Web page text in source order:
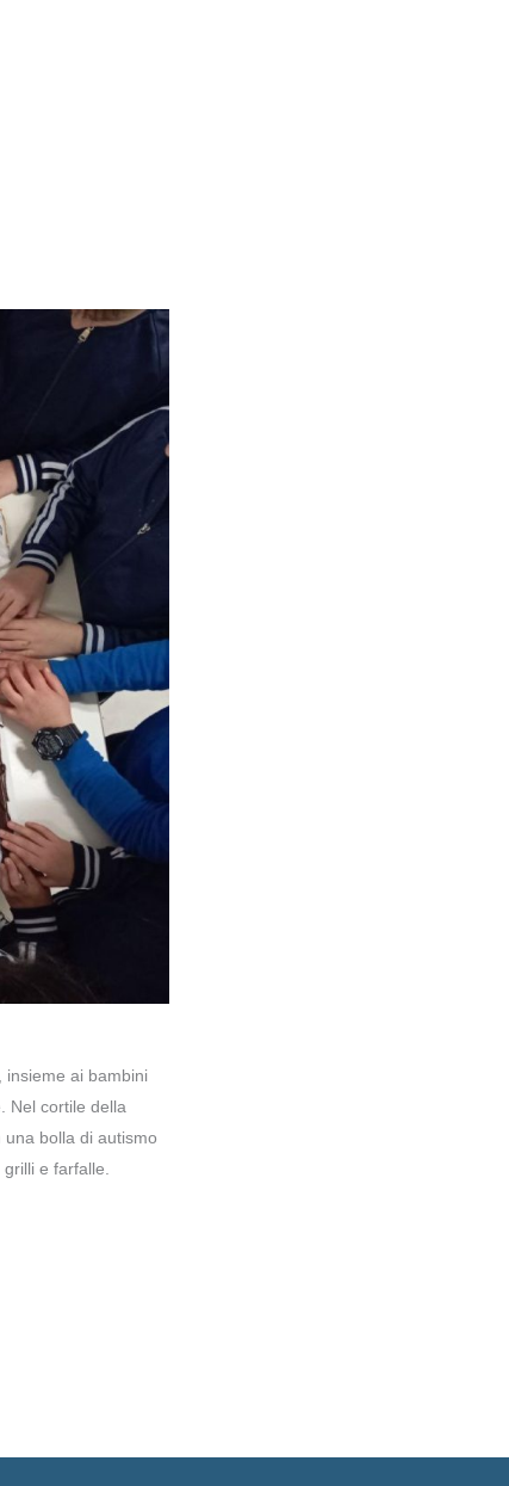
insieme ai bambini
Nel cortile della
bolla di autismo
e farfalle.